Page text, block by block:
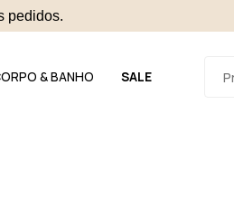
pedidos.
& BANHO SALE